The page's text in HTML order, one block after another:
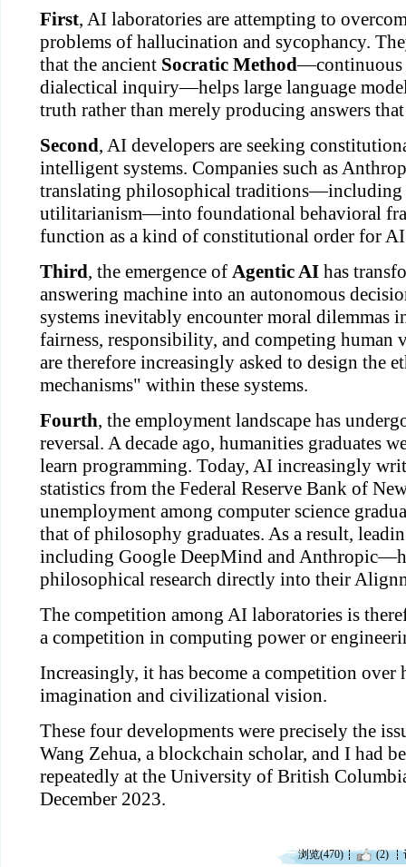
First, AI laboratories are attempting to
problems of hallucination and sycophancy.
that the ancient Socratic Method—continuous
dialectical inquiry—helps large language
truth rather than merely producing answers that
Second , AI developers are seeking
intelligent systems. Companies such as
translating philosophical traditions—including
utilitarianism—into foundational behavioral
function as a kind of constitutional order for
Third , the emergence of Agentic AI has
answering machine into an autonomous
systems inevitably encounter moral dilemmas
fairness, responsibility, and competing human
are therefore increasingly asked to design the
mechanisms" within these systems.
Fourth, the employment landscape has
reversal. A decade ago, humanities graduates
learn programming. Today, AI increasingly
statistics from the Federal Reserve Bank of
unemployment among computer science
that of philosophy graduates. As a result,
including Google DeepMind and
philosophical research directly into their
The competition among AI laboratories is
a competition in computing power or
Increasingly, it has become a competition over
imagination and civilizational vision.
These four developments were precisely the
Wang Zehua, a blockchain scholar, and I had
repeatedly at the University of British
December 2023.
浏览(470) (2)